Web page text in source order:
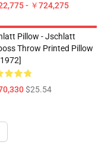
- ￥724,275
Pillow - Jschlatt
Throw Printed Pillow
$25.54